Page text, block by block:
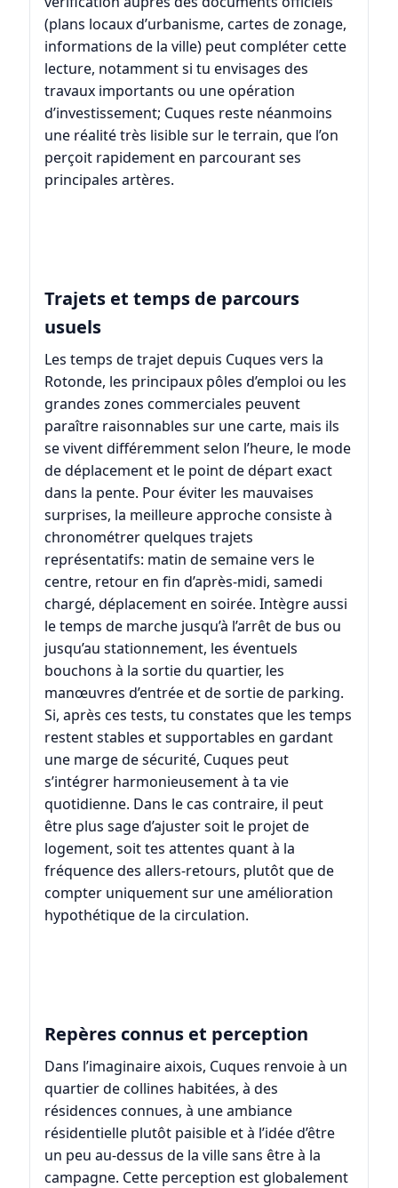
(plans locaux d’urbanisme, cartes de zonage,
informations de la ville) peut compléter cette
lecture, notamment si tu envisages des
travaux importants ou une opération
d’investissement; Cuques reste néanmoins
une réalité très lisible sur le terrain, que l’on
perçoit rapidement en parcourant ses
principales artères.
Trajets et temps de parcours
usuels
Les temps de trajet depuis Cuques vers la
Rotonde, les principaux pôles d’emploi ou les
grandes zones commerciales peuvent
paraître raisonnables sur une carte, mais ils
se vivent différemment selon l’heure, le mode
de déplacement et le point de départ exact
dans la pente. Pour éviter les mauvaises
surprises, la meilleure approche consiste à
chronométrer quelques trajets
représentatifs: matin de semaine vers le
centre, retour en fin d’après-midi, samedi
chargé, déplacement en soirée. Intègre aussi
le temps de marche jusqu’à l’arrêt de bus ou
jusqu’au stationnement, les éventuels
bouchons à la sortie du quartier, les
manœuvres d’entrée et de sortie de parking.
Si, après ces tests, tu constates que les temps
restent stables et supportables en gardant
une marge de sécurité, Cuques peut
s’intégrer harmonieusement à ta vie
quotidienne. Dans le cas contraire, il peut
être plus sage d’ajuster soit le projet de
logement, soit tes attentes quant à la
fréquence des allers-retours, plutôt que de
compter uniquement sur une amélioration
hypothétique de la circulation.
Repères connus et perception
Dans l’imaginaire aixois, Cuques renvoie à un
quartier de collines habitées, à des
résidences connues, à une ambiance
résidentielle plutôt paisible et à l’idée d’être
un peu au-dessus de la ville sans être à la
campagne. Cette perception est globalement